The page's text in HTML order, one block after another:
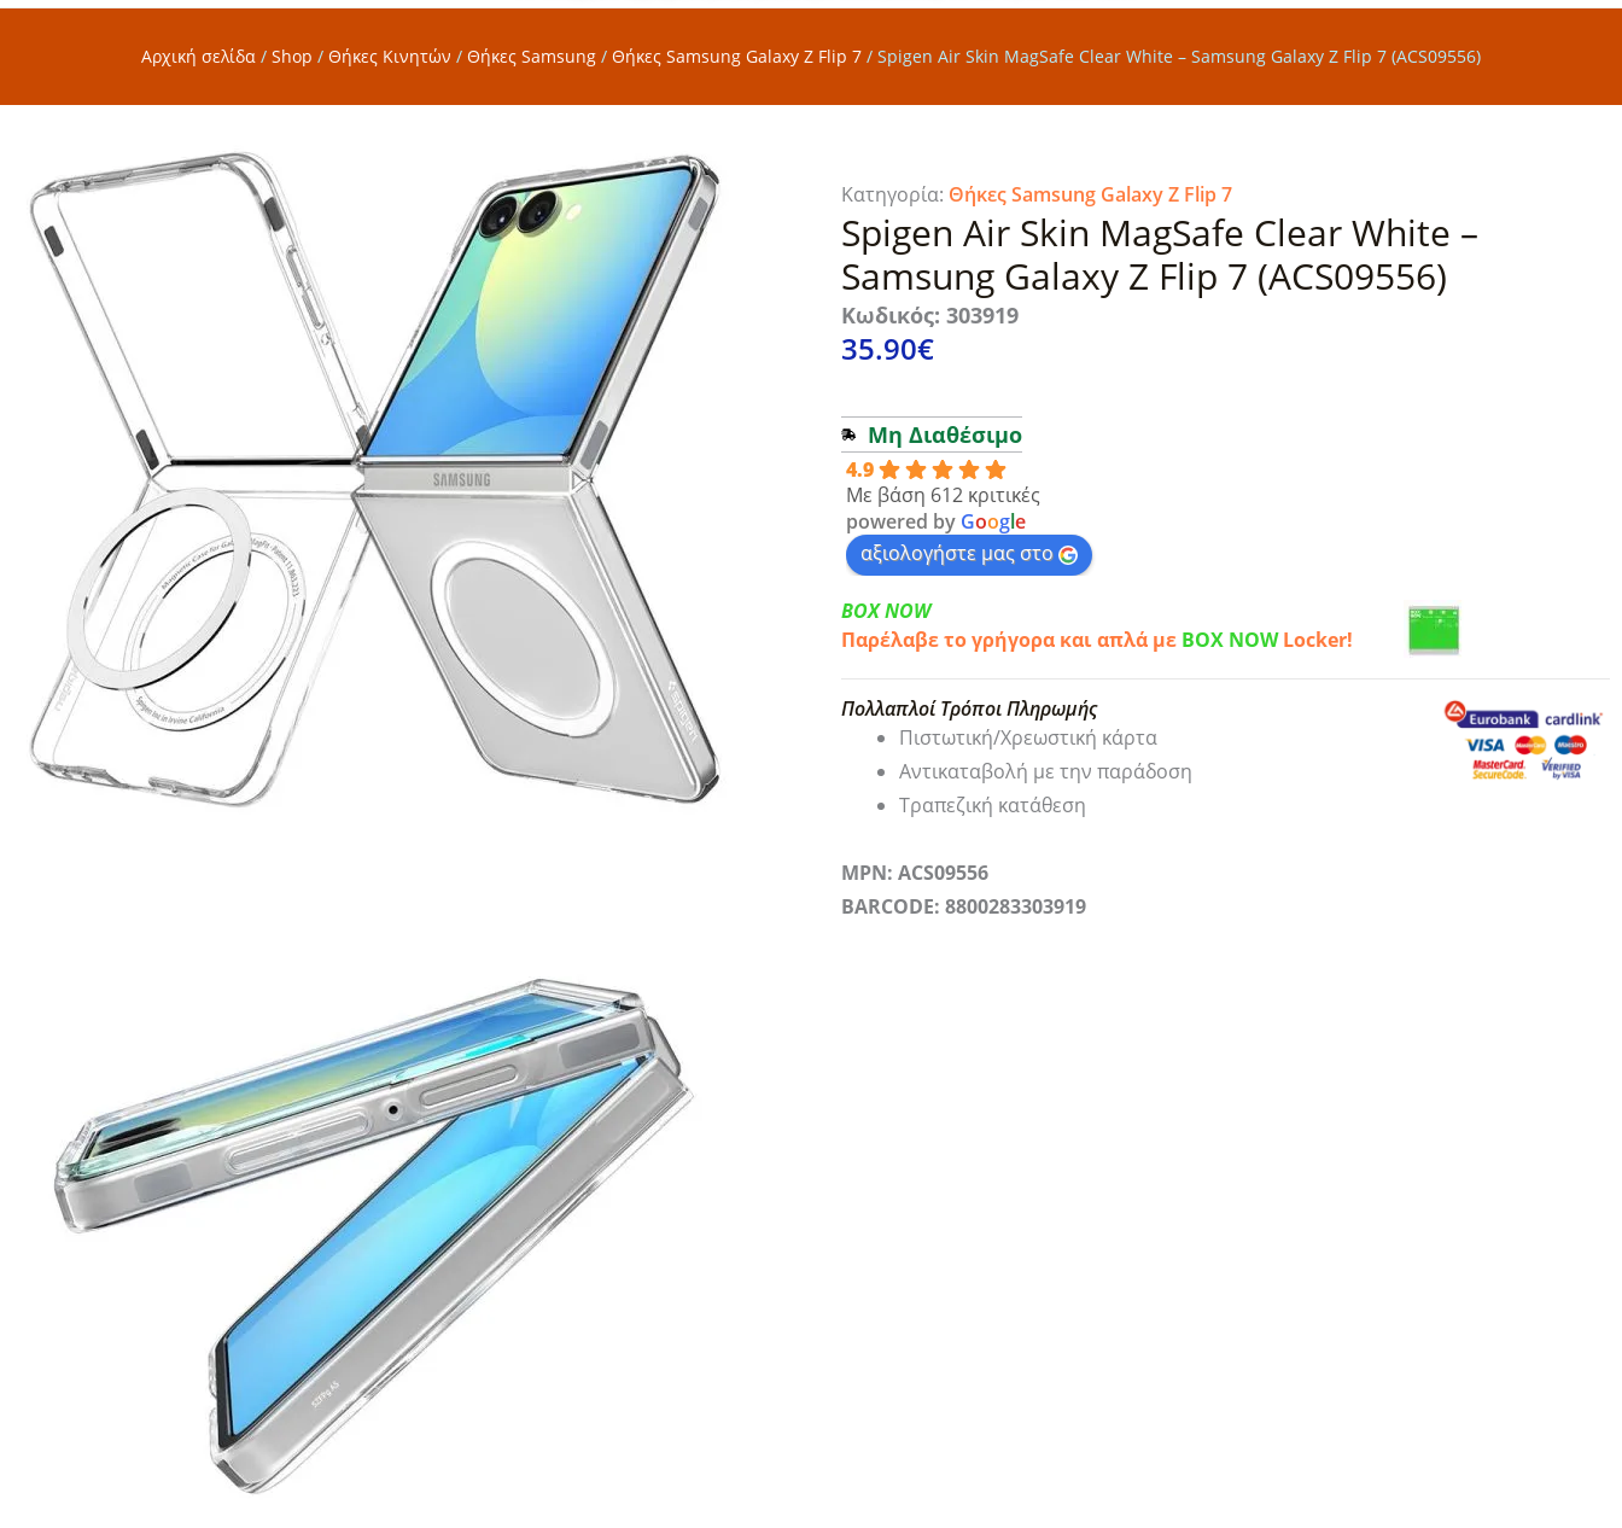
Αρχική σελίδα / Shop / Θήκες Κινητών / Θήκες Samsung / Θήκες Samsung Galaxy Z Flip 7 / Spigen Air Skin MagSafe Clear White – Samsung Galaxy Z Flip 7 (ACS09556)
Κατηγορία: Θήκες Samsung Galaxy Z Flip 7
Spigen Air Skin MagSafe Clear White –
Samsung Galaxy Z Flip 7 (ACS09556)
Κωδικός: 303919
35.90€
Μη Διαθέσιμο
4.9
Με βάση 612 κριτικές
powered by Google
αξιολογήστε μας στο
BOX NOW
Παρέλαβε το γρήγορα και απλά με BOX NOWLocker!
Πολλαπλοί Τρόποι Πληρωμής
Πιστωτική/Χρεωστική κάρτα
Αντικαταβολή με την παράδοση
Τραπεζική κατάθεση
MPN: ACS09556
BARCODE: 8800283303919